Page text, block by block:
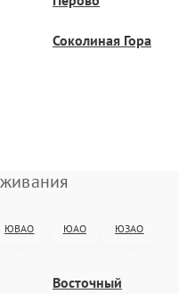
Соколиная Гора
ЮВАО ЮАО ЮЗАО
Восточный